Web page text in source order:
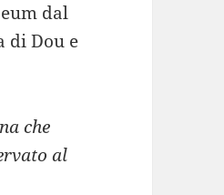
dal
di Dou e
che
al